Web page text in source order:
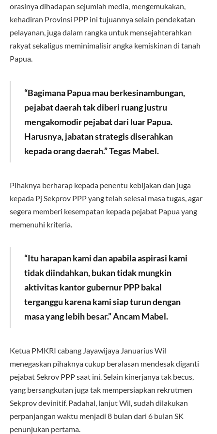
orasinya dihadapan sejumlah media, mengemukakan,
kehadiran Provinsi PPP ini tujuannya selain pendekatan
pelayanan, juga dalam rangka untuk mensejahterahkan
rakyat sekaligus meminimalisir angka kemiskinan di tanah
Papua.
“Bagimana Papua mau berkesinambungan,
pejabat daerah tak diberi ruang justru
mengakomodir pejabat dari luar Papua.
Harusnya, jabatan strategis diserahkan
kepada orang daerah.” Tegas Mabel.
Pihaknya berharap kepada penentu kebijakan dan juga
kepada Pj Sekprov PPP yang telah selesai masa tugas, agar
segera memberi kesempatan kepada pejabat Papua yang
memenuhi kriteria.
“Itu harapan kami dan apabila aspirasi kami
tidak diindahkan, bukan tidak mungkin
aktivitas kantor gubernur PPP bakal
terganggu karena kami siap turun dengan
masa yang lebih besar.” Ancam Mabel.
Ketua PMKRI cabang Jayawijaya Januarius Wil
menegaskan pihaknya cukup beralasan mendesak diganti
pejabat Sekrov PPP saat ini. Selain kinerjanya tak becus,
yang bersangkutan juga tak mempersiapkan rekrutmen
Sekprov devinitif. Padahal, lanjut Wil, sudah dilakukan
perpanjangan waktu menjadi 8 bulan dari 6 bulan SK
penunjukan pertama.